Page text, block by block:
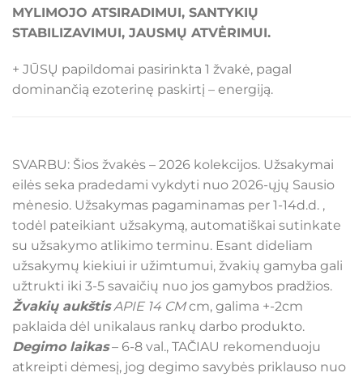
MYLIMOJO ATSIRADIMUI, SANTYKIŲ
STABILIZAVIMUI, JAUSMŲ ATVĖRIMUI.
+ JŪSŲ papildomai pasirinkta 1 žvakė, pagal
dominančią ezoterinę paskirtį – energiją.
SVARBU: Šios žvakės – 2026 kolekcijos. Užsakymai
eilės seka pradedami vykdyti nuo 2026-ųjų Sausio
mėnesio. Užsakymas pagaminamas per 1-14d.d. ,
todėl pateikiant užsakymą, automatiškai sutinkate
su užsakymo atlikimo terminu. Esant dideliam
užsakymų kiekiui ir užimtumui, žvakių gamyba gali
užtrukti iki 3-5 savaičių nuo jos gamybos pradžios.
Žvakių aukštisAPIE 14 CMcm, galima +-2cm
paklaida dėl unikalaus rankų darbo produkto.
Degimo laikas– 6-8 val., TAČIAU rekomenduoju
atkreipti dėmesį, jog degimo savybės priklauso nuo